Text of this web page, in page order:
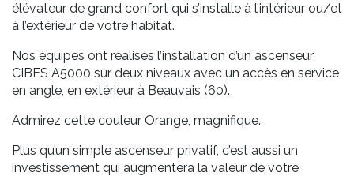
élévateur de grand confort qui s’installe à l’intérieur ou/et
à l’extérieur de votre habitat.
Nos équipes ont réalisés l’installation d’un ascenseur
CIBES A5000 sur deux niveaux avec un accès en service
en angle, en extérieur à Beauvais (60).
Admirez cette couleur Orange, magnifique.
Plus qu’un simple ascenseur privatif, c’est aussi un
investissement qui augmentera la valeur de votre